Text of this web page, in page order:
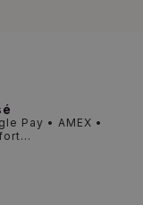
Pay • AMEX •